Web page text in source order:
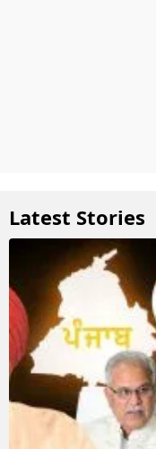
Latest Stories